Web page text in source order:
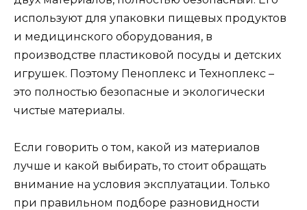
используют для упаковки пищевых продуктов
и медицинского оборудования, в
производстве пластиковой посуды и детских
игрушек. Поэтому Пеноплекс и Техноплекс –
это полностью безопасные и экологически
чистые материалы.
Если говорить о том, какой из материалов
лучше и какой выбирать, то стоит обращать
внимание на условия эксплуатации. Только
при правильном подборе разновидности